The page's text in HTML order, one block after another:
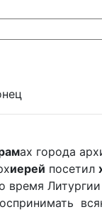
ах города
иерей посетил
время